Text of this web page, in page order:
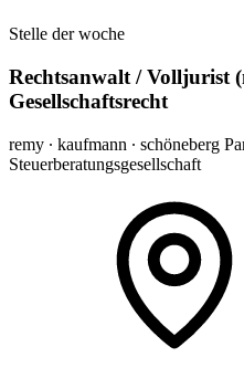
Stelle der woche
Rechtsanwalt / Volljurist
Gesellschaftsrecht
remy ∙ kaufmann ∙ schöneberg
Steuerberatungsgesellschaft